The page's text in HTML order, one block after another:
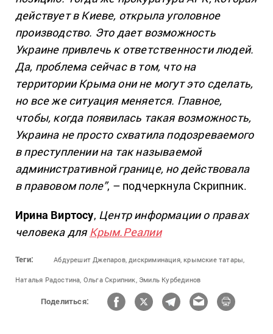
действует в Киеве, открыла уголовное
производство. Это дает возможность
Украине привлечь к ответственности людей.
Да, проблема сейчас в том, что на
территории Крыма они не могут это сделать,
но все же ситуация меняется. Главное,
чтобы, когда появилась такая возможность,
Украина не просто схватила подозреваемого
в преступлении на так называемой
административной границе, но действовала
в правовом поле”, – подчеркнула Скрипник.
Ирина Виртосу, Центр информации о правах
человека для Крым.Реалии
Теги: Абдурешит Джепаров, дискриминация, крымские татары,
Наталья Радостина, Ольга Скрипник, Эмиль Курбединов
Поделиться: